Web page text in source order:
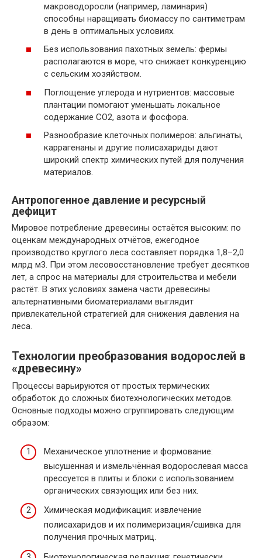
макроводоросли (например, ламинария)
способны наращивать биомассу по сантиметрам
в день в оптимальных условиях.
Без использования пахотных земель: фермы
располагаются в море, что снижает конкуренцию
с сельским хозяйством.
Поглощение углерода и нутриентов: массовые
плантации помогают уменьшать локальное
содержание CO2, азота и фосфора.
Разнообразие клеточных полимеров: альгинаты,
каррагенаны и другие полисахариды дают
широкий спектр химических путей для получения
материалов.
Антропогенное давление и ресурсный
дефицит
Мировое потребление древесины остаётся высоким: по
оценкам международных отчётов, ежегодное
производство круглого леса составляет порядка 1,8–2,0
млрд м3. При этом лесовосстановление требует десятков
лет, а спрос на материалы для строительства и мебели
растёт. В этих условиях замена части древесины
альтернативными биоматериалами выглядит
привлекательной стратегией для снижения давления на
леса.
Технологии преобразования водорослей в
«древесину»
Процессы варьируются от простых термических
обработок до сложных биотехнологических методов.
Основные подходы можно сгруппировать следующим
образом:
Механическое уплотнение и формование:
высушенная и измельчённая водорослевая масса
прессуется в плиты и блоки с использованием
органических связующих или без них.
Химическая модификация: извлечение
полисахаридов и их полимеризация/сшивка для
получения прочных матриц.